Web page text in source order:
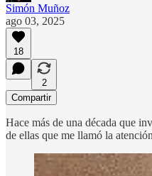
Simón Muñoz
ago 03, 2025
18
2
Compartir
Hace más de una década que
de ellas que me llamó la